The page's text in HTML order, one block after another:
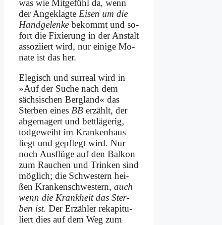
was wie Mit­ge­fühl da, wenn
der An­ge­klag­te Ei­sen um die
Hand­ge­len­ke be­kommt und so­
fort die Fi­xie­rung in der An­stalt
as­so­zi­iert wird, nur ei­ni­ge Mo­
na­te ist das her.
Ele­gisch und sur­re­al wird in
»Auf der Su­che nach dem
säch­si­schen Berg­land« das
Ster­ben ei­nes BB er­zählt, der
ab­ge­ma­gert und bett­lä­ge­rig,
tod­ge­weiht im Kran­ken­haus
liegt und ge­pflegt wird. Nur
noch Aus­flü­ge auf den Bal­kon
zum Rau­chen und Trin­ken sind
mög­lich; die Schwe­stern hei­
ßen Kran­ken­schwe­stern, auch
wenn die Krank­heit das Ster­
ben ist. Der Er­zäh­ler re­ka­pi­tu­
liert dies auf dem Weg zum